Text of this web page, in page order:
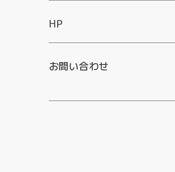
HP
お問い合わせ